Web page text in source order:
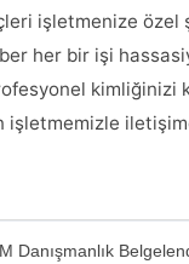
işletmenize özel
her bir işi
kimliğinizi
Danışmanlık